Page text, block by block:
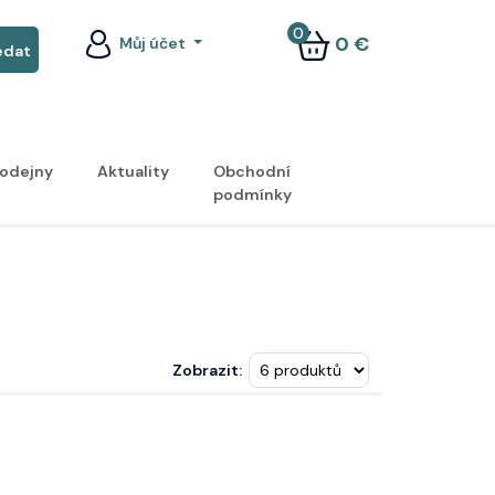
Můj účet 0 €
0
Aktuality
Obchodní
podmínky
Zobrazit: